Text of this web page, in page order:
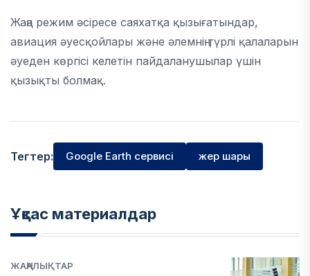
Жаңа режим әсіресе саяхатқа қызығатындар,
авиация әуесқойлары және әлемнің түрлі қалаларын
әуеден көргісі келетін пайдаланушылар үшін
қызықты болмақ.
Тегтер: Google Earth сервисі жер шары
Ұқсас материалдар
ЖАҢАЛЫҚТАР